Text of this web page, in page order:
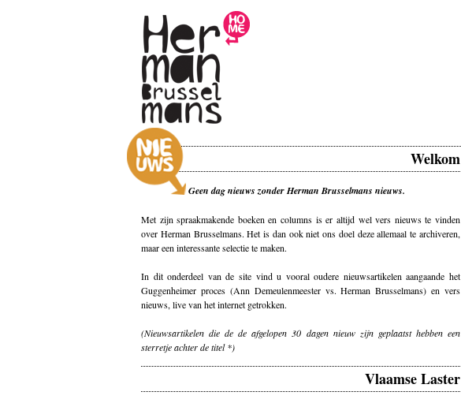
Welkom
Geen dag nieuws zonder Herman Brusselmans nieuws.
Met zijn spraakmakende boeken en columns is er altijd wel vers nieuws te vinden
over Herman Brusselmans. Het is dan ook niet ons doel deze allemaal te archiveren,
maar een interessante selectie te maken.
In dit onderdeel van de site vind u vooral oudere nieuwsartikelen aangaande het
Guggenheimer proces (Ann Demeulenmeester vs. Herman Brusselmans) en vers
nieuws, live van het internet getrokken.
(Nieuwsartikelen die de de afgelopen 30 dagen nieuw zijn geplaatst hebben een
sterretje achter de titel *)
Vlaamse Laster